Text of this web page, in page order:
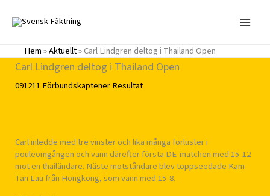
innehåll
Hem»Aktuellt»Carl Lindgren deltog i Thailand Open
Carl Lindgren deltog i Thailand Open
091211 FörbundskaptenerResultat
Carl inledde med tre vinster och lika många förluster i
pouleomgången och vann därefter första DE-matchen med 15-12
mot en thailändare. Näste motståndare blev toppseedade Kam
Tan Lau från Hongkong, som vann med 15-8.